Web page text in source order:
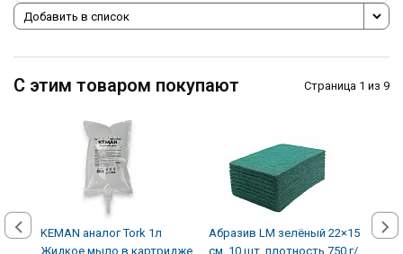
Добавить в список
С этим товаром покупают Страница 1 из 9
KEMAN аналог Tork 1л
Жидкое мыло в картридже
Абразив LM зелёный 22×15
см, 10 шт, плотность 750 г/